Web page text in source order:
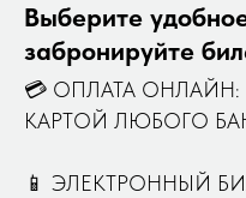
Выберите
забронируйте
💳 ОПЛАТА
КАРТОЙ ЛЮБОГО
📱 ЭЛЕКТРОННЫЙ